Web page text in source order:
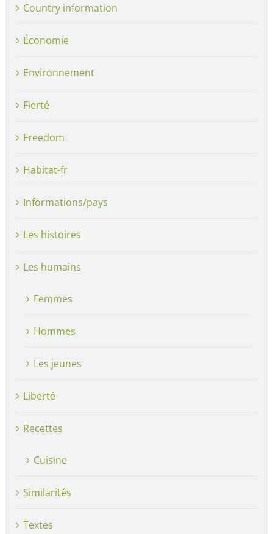
Country information
Économie
Environnement
Fierté
Freedom
Habitat-fr
Informations/pays
Les histoires
Les humains
Femmes
Hommes
Les jeunes
Liberté
Recettes
Cuisine
Similarités
Textes